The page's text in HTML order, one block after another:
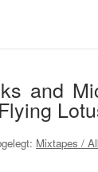
and
Mixtapes /